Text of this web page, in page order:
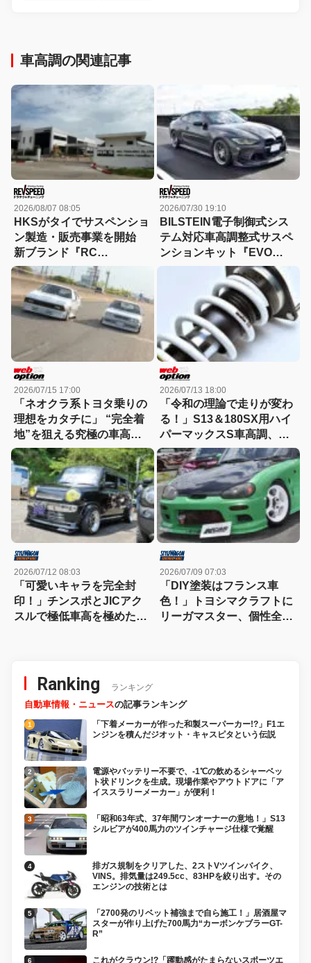
車高調の関連記事
2026/08/07 08:05
HKSがタイでサスペンショ
ン製造・販売事業を開始
新ブランド『RC
Generation』も発売予定
2026/07/30 19:10
BILSTEIN電子制御式シス
テム対応車高調整式サスペ
ンションキット『EVO
SE』をG87 M2/G82 M4で
2026/07/15 17:00
「ネオクラ系トヨタ乗りの
理想をカタチに」 “完全着
地”を狙える究極の車高調
に迫る！
2026/07/13 18:00
「令和の理論で走りが変わ
る！」S13＆180SX用ハイ
パーマックスS車高調、登
場
2026/07/12 08:03
「可愛いキャラを完全封
印！」チンスポとJICアク
スルで極低車高を極めた、
2026/07/09 07:03
「DIY塗装はフランス車
色！」トヨシマクラフトに
リーガマスター、個性全開
Ranking ランキング
自動車情報・ニュースの記事ランキング
「下着メーカーが作った和製スーパーカー!?」F1エ
ンジンを積んだジオット・キャスピタという伝説
電源やバッテリー不要で、-1℃の飲めるシャーベッ
ト状ドリンクを生成。現場作業やアウトドアに「ア
イススラリーメーカー」が便利！
「昭和63年式、37年間ワンオーナーの意地！」S13
シルビアが400馬力のツインチャージ仕様で覚醒
排ガス規制をクリアした、2ストVツインバイク、
VINS。排気量は249.5cc、83HPを絞り出す。その
エンジンの技術とは
「2700発のリベット補強まで自ら施工！」居酒屋マ
スターが作り上げた700馬力“カーボンケブラーGT-
R”
これがクラウン!?「躍動感がたまらないスポーツエ